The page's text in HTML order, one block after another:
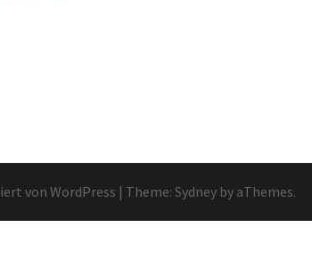
von WordPress | Theme: Sydney by aThemes.